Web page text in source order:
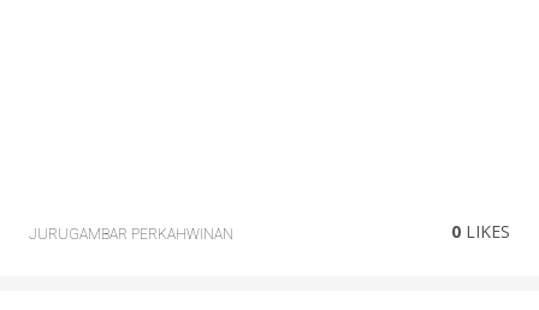
JURUGAMBAR PERKAHWINAN 0 LIKES